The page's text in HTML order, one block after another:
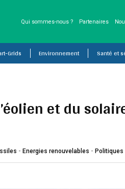
Qui sommes-nous ? Partenaires
Grids Environnement Santé et
et du
-Energies renouvelables -Politiques